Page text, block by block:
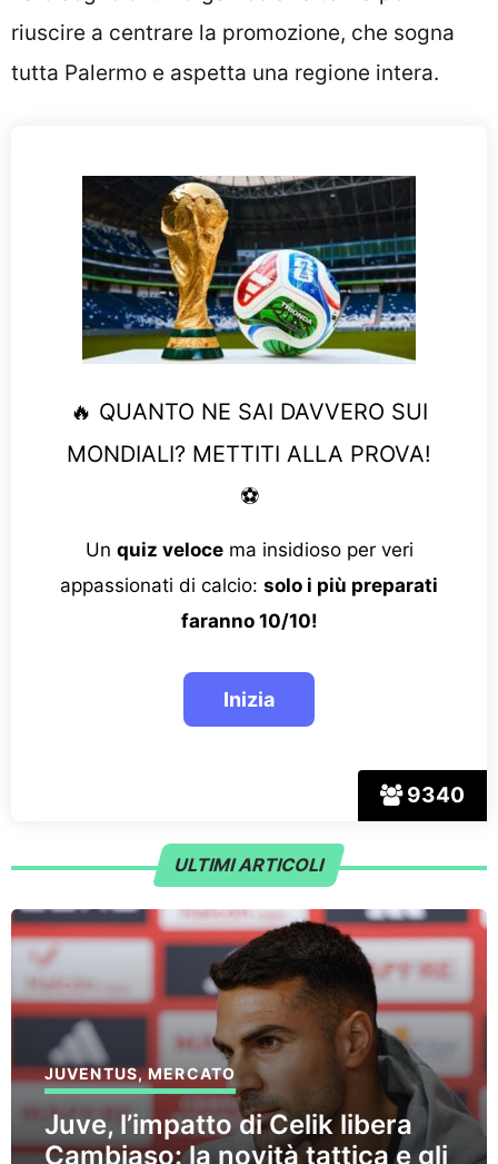
riuscire a centrare la promozione, che sogna
tutta Palermo e aspetta una regione intera.
9340
🔥 QUANTO NE SAI DAVVERO SUI
MONDIALI? METTITI ALLA PROVA!
⚽
Un quiz velocema insidioso per veri
appassionati di calcio: solo i più preparati
faranno 10/10!
ULTIMI ARTICOLI
JUVENTUS,MERCATO
Juve, l’impatto di Celik libera
Cambiaso: la novità tattica e gli